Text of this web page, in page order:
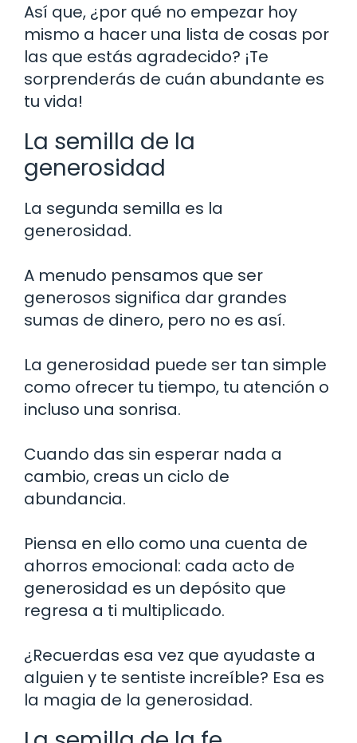
Así que, ¿por qué no empezar hoy
mismo a hacer una lista de cosas por
las que estás agradecido? ¡Te
sorprenderás de cuán abundante es
tu vida!
La semilla de la
generosidad
La segunda semilla es la
generosidad.
A menudo pensamos que ser
generosos significa dar grandes
sumas de dinero, pero no es así.
La generosidad puede ser tan simple
como ofrecer tu tiempo, tu atención o
incluso una sonrisa.
Cuando das sin esperar nada a
cambio, creas un ciclo de
abundancia.
Piensa en ello como una cuenta de
ahorros emocional: cada acto de
generosidad es un depósito que
regresa a ti multiplicado.
¿Recuerdas esa vez que ayudaste a
alguien y te sentiste increíble? Esa es
la magia de la generosidad.